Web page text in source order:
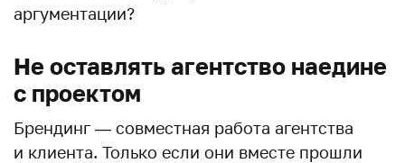
аргументации?
Не оставлять агентство наедине
с проектом
Брендинг — совместная работа агентства
и клиента. Только если они вместе прошли